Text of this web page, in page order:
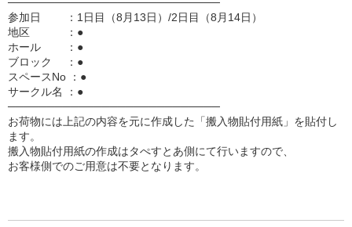
───────────────────────────
参加日 ：1日目（8月13日）/2日目（8月14日）
地区 ：●
ホール ：●
ブロック ：●
スペースNo ：●
サークル名 ：●
───────────────────────────
お荷物には上記の内容を元に作成した「搬入物貼付用紙」を貼付し
ます。
搬入物貼付用紙の作成はタぺすとあ側にて行いますので、
お客様側でのご用意は不要となります。